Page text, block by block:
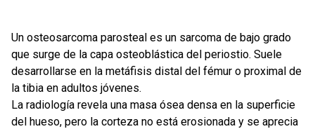
Un osteosarcoma parosteal es un sarcoma de bajo grado
que surge de la capa osteoblástica del periostio. Suele
desarrollarse en la metáfisis distal del fémur o proximal de
la tibia en adultos jóvenes.
La radiología revela una masa ósea densa en la superficie
del hueso, pero la corteza no está erosionada y se aprecia